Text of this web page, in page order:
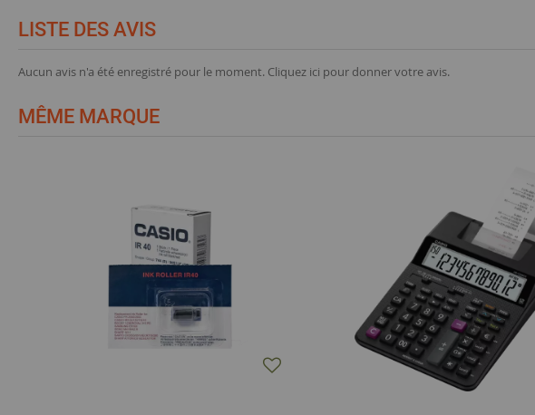
LISTE DES AVIS
Aucun avis n'a été enregistré pour le moment. Cliquez ici pour donner votre avis.
MÊME MARQUE